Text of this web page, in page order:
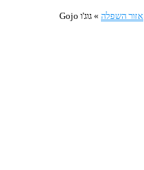
אזור השפלה » גוג'ו Gojo